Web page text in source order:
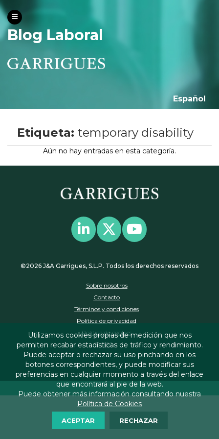
Blog Laboral
Español
Etiqueta: temporary disability
Aún no hay entradas en esta categoría.
©2026 J&A Garrigues, S.L.P. Todos los derechos reservados
Sobre nosotros
Contacto
Términos y condiciones
Política de privacidad
Política de cookies
RSS
Utilizamos cookies propias de medición que nos
permiten recabar estadísticas de tráfico y rendimiento.
Puede aceptar o rechazar su uso pinchando en los
botones correspondientes, y puede modificar sus
preferencias en cualquier momento a través del enlace
que encontrará al pie de la web.
Puede obtener más información consultando nuestra
Política de Cookies
ACEPTAR RECHAZAR